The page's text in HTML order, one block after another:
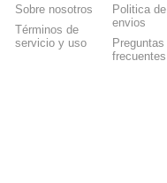
Sobre nosotros
Términos de
servicio y uso
Politica de
envios
Preguntas
frecuentes